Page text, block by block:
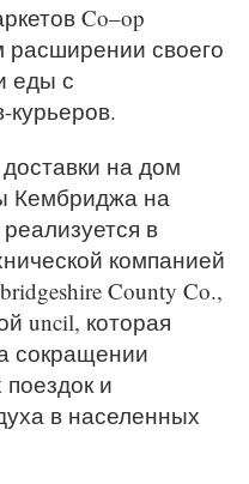
Co–op
своего
еды с
курьеров.
на дом
Кембриджа на
в
компанией
County Co.,
uncil, которая
сокращении
и
в населенных